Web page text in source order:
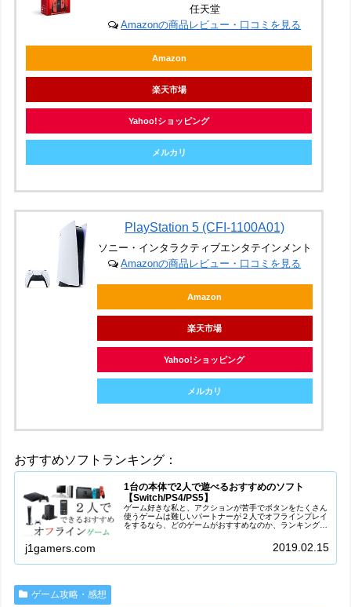
任天堂
Amazonの商品レビュー・口コミを見る
Amazon
楽天市場
Yahoo!ショッピング
メルカリ
PlayStation 5 (CFI-1100A01)
ソニー・インタラクティブエンタテインメント
Amazonの商品レビュー・口コミを見る
Amazon
楽天市場
Yahoo!ショッピング
メルカリ
おすすめソフトランキング：
1台の本体で2人で遊べるおすすめのソフト
【Switch/PS4/PS5】
ゲーム好きな私と、アクションが苦手でボタンをたくさん
使うゲームは難しいパートナーが２人でオフラインプレイ
をするなら、どのゲームがおすすめなのか、ランキングを
j1gamers.com 2019.02.15
ゲーム攻略・感想